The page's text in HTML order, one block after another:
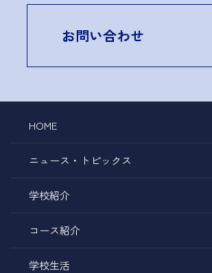
お問い合わせ
HOME
ニュース・トピックス
学校紹介
コース紹介
学校生活